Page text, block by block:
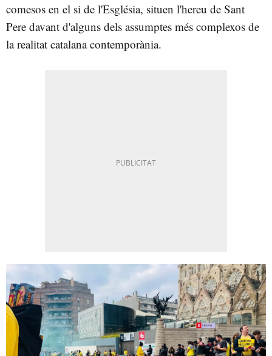
comesos en el si de l'Església, situen l'hereu de Sant
Pere davant d'alguns dels assumptes més complexos de
la realitat catalana contemporània.